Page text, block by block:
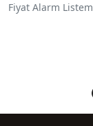
Fiyat Alarm Listem